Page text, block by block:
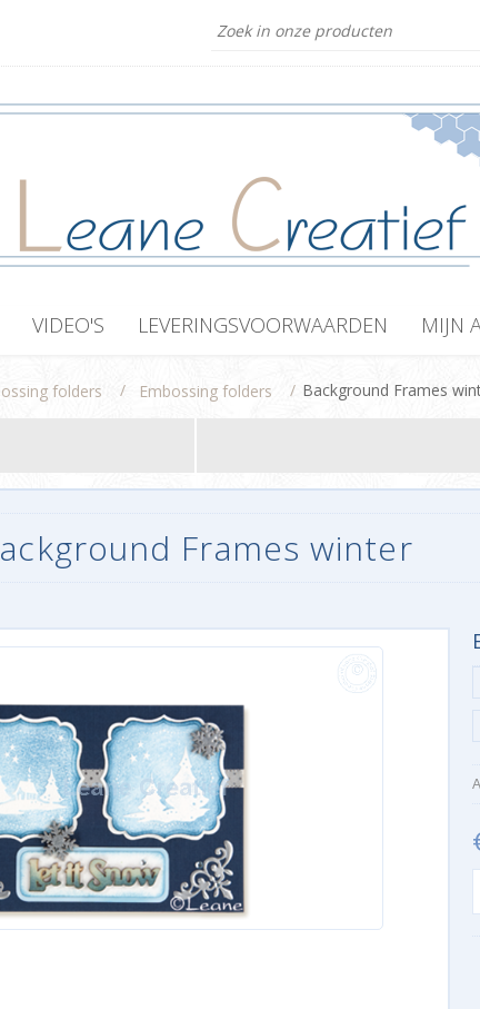
VIDEO'S LEVERINGSVOORWAARDEN MIJN
folders / Embossing folders / Background Frames
Frames winter